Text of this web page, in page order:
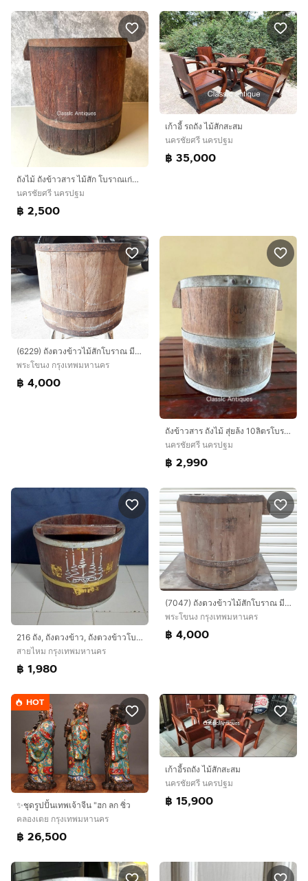
ถังไม้ ถังข้าวสาร ไม้สัก โบราณเก่าสะสมA1
นครชัยศรี นครปฐม
฿ 2,500
เก้าอี้ รถถัง ไม้สักสะสม
นครชัยศรี นครปฐม
฿ 35,000
(6229) ถังตวงข้าวไม้สักโบราณ มีตราครุฑ
พระโขนง กรุงเทพมหานคร
฿ 4,000
ถังข้าวสาร ถังไม้ สุ่ยล้ง 10ลิตรโบราณเก่าสะสม
นครชัยศรี นครปฐม
฿ 2,990
216 ถัง, ถังตวงข้าว, ถังตวงข้าวโบราณ
สายไหม กรุงเทพมหานคร
฿ 1,980
(7047) ถังตวงข้าวไม้สักโบราณ มีตราครุฑ
พระโขนง กรุงเทพมหานคร
฿ 4,000
HOT
✨ชุดรูปปั้นเทพเจ้าจีน "ฮก ลก ซิ่ว
คลองเตย กรุงเทพมหานคร
฿ 26,500
เก้าอี้รถถัง ไม้สักสะสม
นครชัยศรี นครปฐม
฿ 15,900